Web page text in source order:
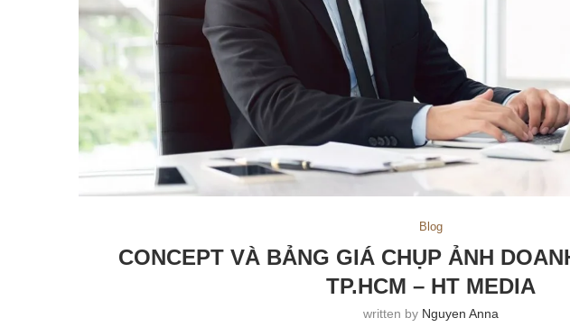
Blog
CONCEPT VÀ BẢNG GIÁ CHỤP ẢNH
TP.HCM – HT MEDIA
written by Nguyen Anna